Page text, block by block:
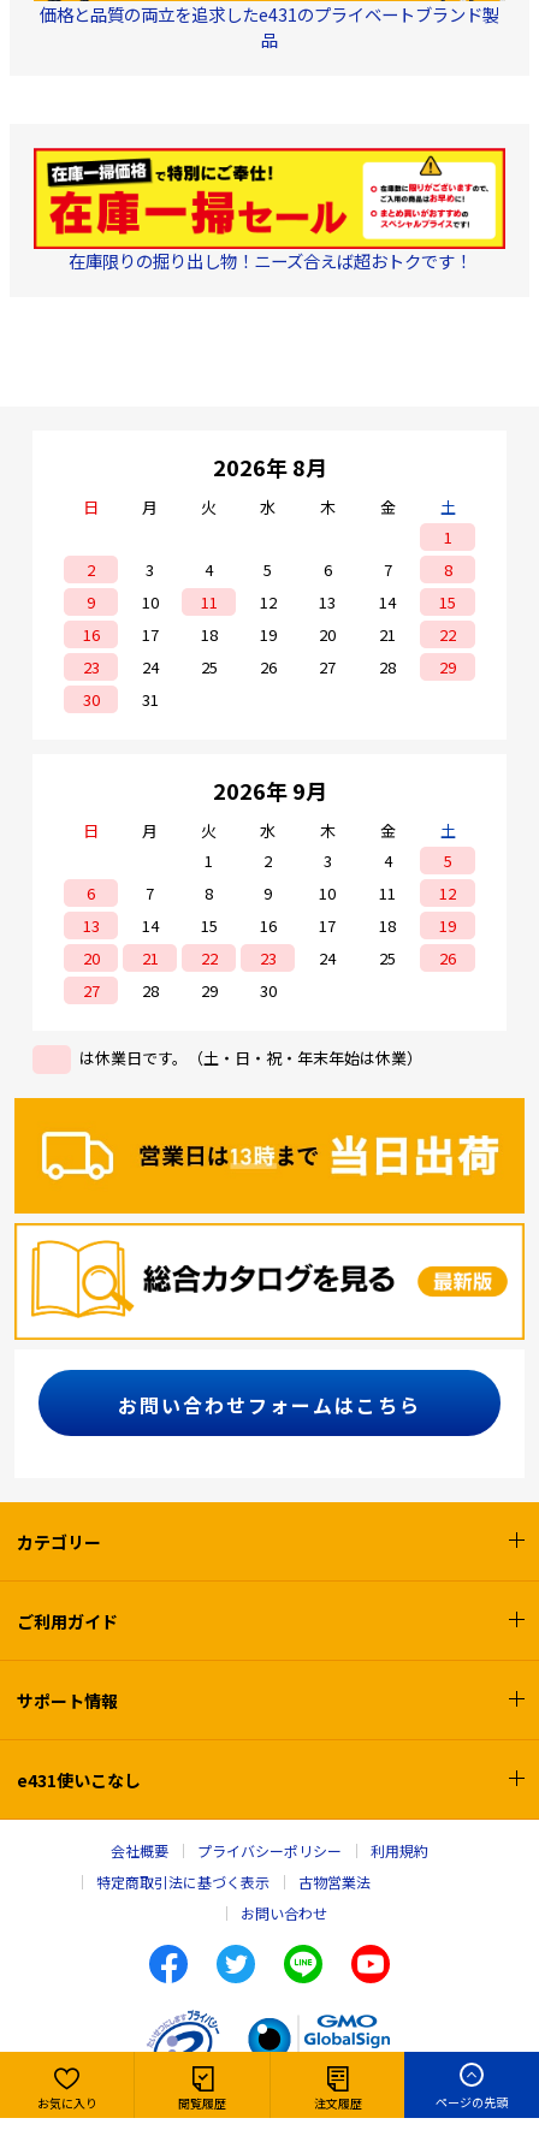
価格と品質の両立を追求したe431のプライベートブランド製
品
在庫限りの掘り出し物！ニーズ合えば超おトクです！
お気に入り 閲覧履歴 注文履歴 ページの先頭
2026年 8月
日 月 火 水 木 金
土
1
2
3 4 5 6 7
8
9
10 11 12 13 14
15
16
17 18 19 20 21
22
23
24 25 26 27 28
29
30
31
2026年 9月
日 月 火 水 木 金
土
1
2 3 4
5
6
7 8 9 10 11
12
13
14 15 16 17 18
19
20
21 22 23 24 25
26
27
28 29 30
は休業日です。（土・日・祝・年末年始は休業）
お問い合わせフォームはこちら
カテゴリー
ご利用ガイド
サポート情報
e431使いこなし
会社概要 プライバシーポリシー
利用規約
特定商取引法に基づく表示
古物営業法
お問い合わせ
Copyright © e431, INC. All rights reserved,